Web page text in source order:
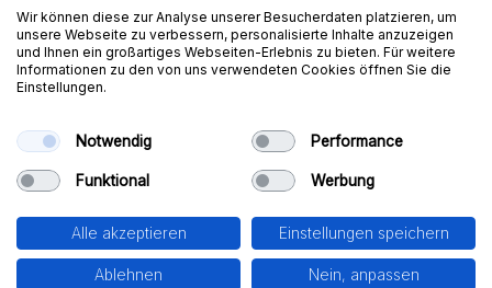
Gewerbeimmobilien
© Ambition Immobilien e.K. Powered by
Widerrufsbelehrung
Vertrag widerrufen
Wir können diese zur Analyse unserer Besucherdaten platzieren, um
unsere Webseite zu verbessern, personalisierte Inhalte anzuzeigen
und Ihnen ein großartiges Webseiten-Erlebnis zu bieten. Für weitere
Informationen zu den von uns verwendeten Cookies öffnen Sie die
Einstellungen.
Notwendig Performance
Funktional Werbung
Alle akzeptieren Einstellungen speichern
Ablehnen Nein, anpassen